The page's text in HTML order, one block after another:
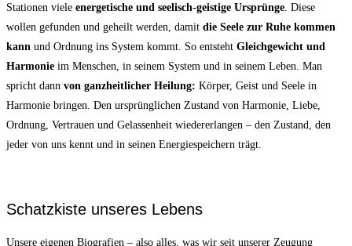
Stationen viele energetische und seelisch-geistige Ursprünge . Diese
wollen gefunden und geheilt werden, damit die Seele zur Ruhe kommen
kann und Ordnung ins System kommt. So entsteht Gleichgewicht und
Harmonie im Menschen, in seinem System und in seinem Leben. Man
spricht dann von ganzheitlicher Heilung: Körper, Geist und Seele in
Harmonie bringen. Den ursprünglichen Zustand von Harmonie, Liebe,
Ordnung, Vertrauen und Gelassenheit wiedererlangen – den Zustand, den
jeder von uns kennt und in seinen Energiespeichern trägt.
Schatzkiste unseres Lebens
Unsere eigenen Biografien – also alles, was wir seit unserer Zeugung